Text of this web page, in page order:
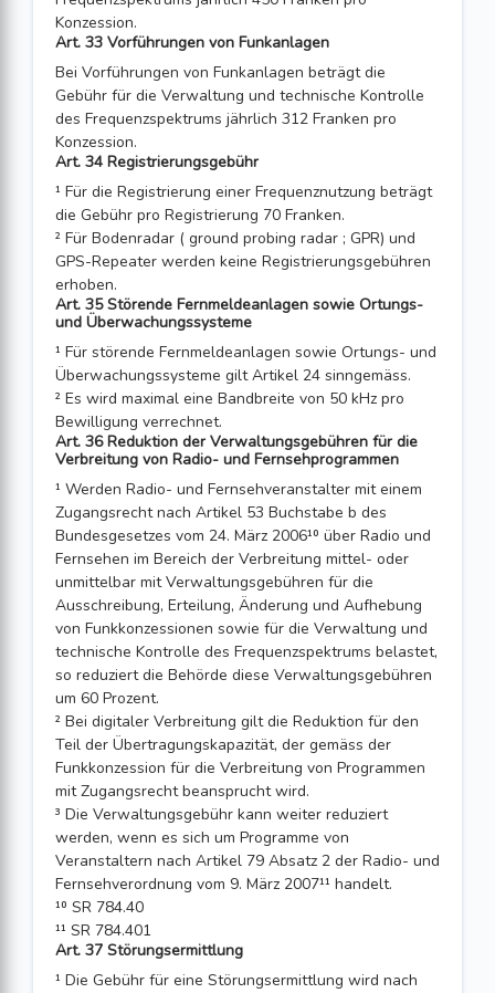
Konzession.
Art. 33 Vorführungen von Funkanlagen
Bei Vorführungen von Funkanlagen beträgt die
Gebühr für die Verwaltung und technische Kontrolle
des Frequenzspektrums jährlich 312 Franken pro
Konzession.
Art. 34 Registrierungsgebühr
¹ Für die Registrierung einer Frequenznutzung beträgt
die Gebühr pro Registrierung 70 Franken.
² Für Bodenradar ( ground probing radar ; GPR) und
GPS-Repeater werden keine Registrierungsgebühren
erhoben.
Art. 35 Störende Fernmeldeanlagen sowie Ortungs-
und Überwachungssysteme
¹ Für störende Fernmeldeanlagen sowie Ortungs- und
Überwachungssysteme gilt Artikel 24 sinngemäss.
² Es wird maximal eine Bandbreite von 50 kHz pro
Bewilligung ver­rechnet.
Art. 36 Reduktion der Verwaltungsgebühren für die
Verbreitung von Radio- und Fernsehprogrammen
¹ Werden Radio- und Fernsehveranstalter mit einem
Zugangsrecht nach Artikel 53 Buch­stabe b des
Bundesgesetzes vom 24. März 2006¹⁰ über Radio und
Fernsehen im Bereich der Verbreitung mittel- oder
unmittelbar mit Verwaltungsgebühren für die
Ausschreibung, Erteilung, Änderung und Aufhebung
von Funkkonzessionen sowie für die Verwaltung und
technische Kontrolle des Frequenzspektrums belastet,
so reduziert die Behörde diese Verwaltungsgebühren
um 60 Prozent.
² Bei digitaler Verbreitung gilt die Reduktion für den
Teil der Übertragungskapa­zität, der gemäss der
Funkkonzession für die Verbreitung von Programmen
mit Zugangsrecht beansprucht wird.
³ Die Verwaltungsgebühr kann weiter reduziert
werden, wenn es sich um Pro­gramme von
Veranstaltern nach Artikel 79 Absatz 2 der Radio- und
Fernsehverord­nung vom 9. März 2007¹¹ handelt.
¹⁰ SR 784.40
¹¹ SR 784.401
Art. 37 Störungsermittlung
¹ Die Gebühr für eine Störungsermittlung wird nach